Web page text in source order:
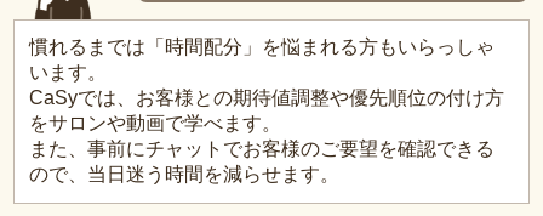
慣れるまでは「時間配分」を悩まれる方もいらっしゃ
います。
CaSyでは、お客様との期待値調整や優先順位の付け方
をサロンや動画で学べます。
また、事前にチャットでお客様のご要望を確認できる
ので、当日迷う時間を減らせます。